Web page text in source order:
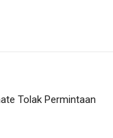
Tolak Permintaan